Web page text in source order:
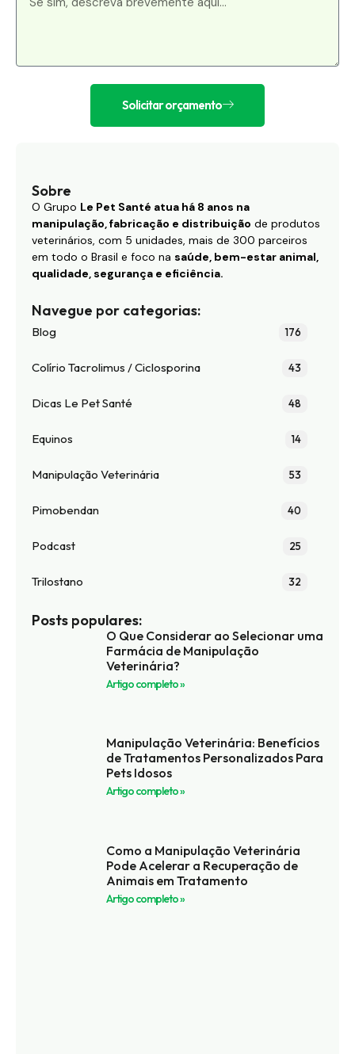
Sobre
O Grupo Le Pet Santé atua há 8 anos na
manipulação, fabricação e distribuição de produtos
veterinários, com 5 unidades, mais de 300 parceiros
em todo o Brasil e foco na saúde, bem-estar animal,
qualidade, segurança e eficiência.
Navegue por categorias:
Blog 176
Colírio Tacrolimus / Ciclosporina 43
Dicas Le Pet Santé 48
Equinos 14
Manipulação Veterinária 53
Pimobendan 40
Podcast 25
Trilostano 32
Posts populares:
O Que Considerar ao Selecionar uma
Farmácia de Manipulação
Veterinária?
Artigo completo »
Manipulação Veterinária: Benefícios
de Tratamentos Personalizados Para
Pets Idosos
Artigo completo »
Como a Manipulação Veterinária
Pode Acelerar a Recuperação de
Animais em Tratamento
Artigo completo »
Solicitar orçamento